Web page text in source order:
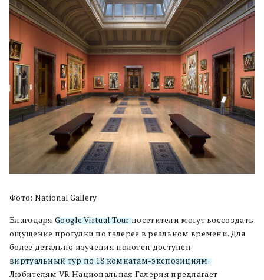
Фото: National Gallery
БлагодаряGoogle Virtual Tourпосетители могут воссоздать
ощущение прогулки по галерее в реальном времени. Для
более детально изучения полотен доступен
виртуальный тур по 18 комнатам-экспозициям.
Любителям VR Национальная Галерия предлагает